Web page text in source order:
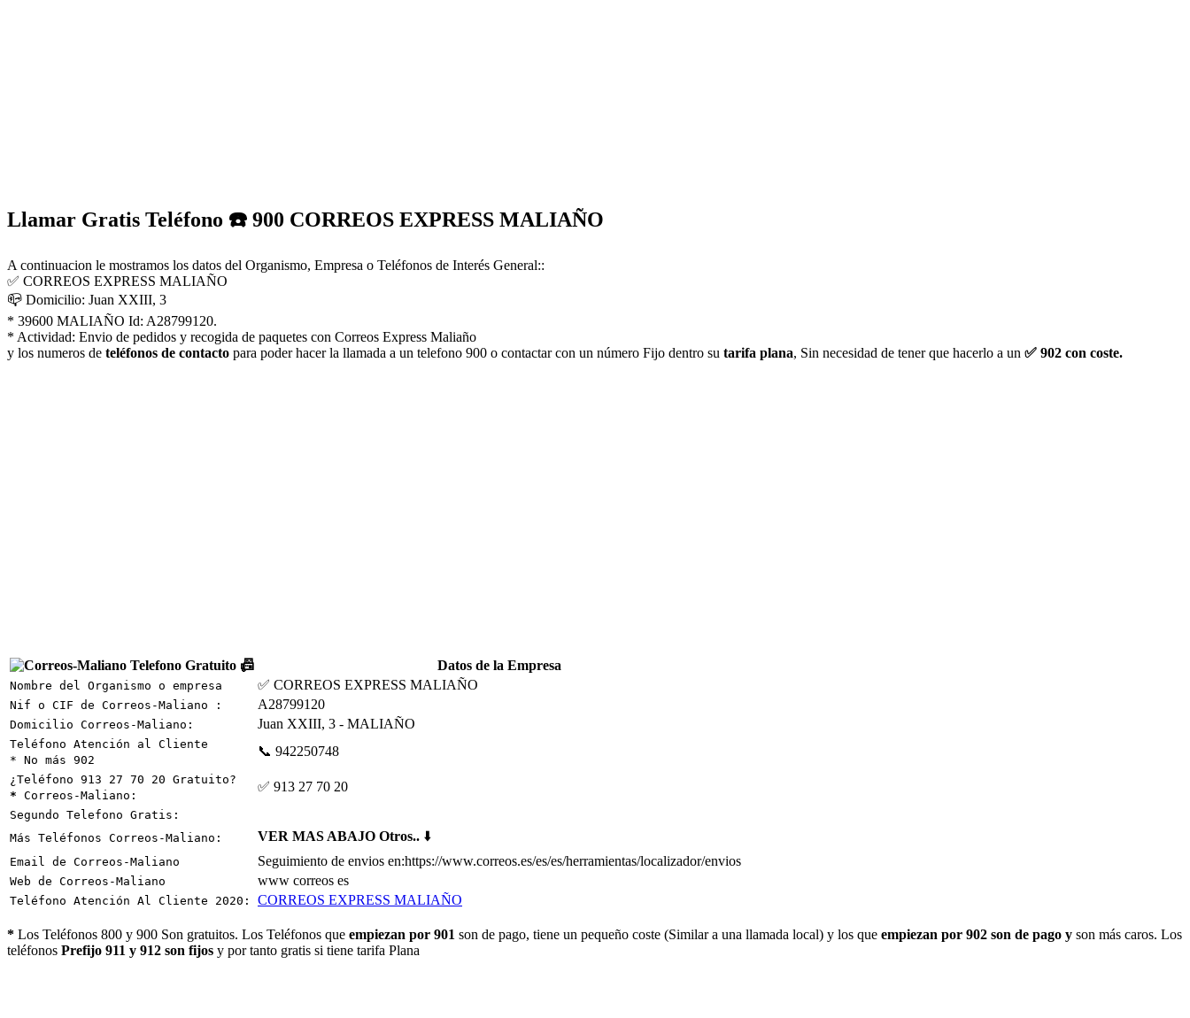
Llamar Gratis Teléfono ☎️ 900 CORREOS EXPRESS MALIAÑO
A continuacion le mostramos los datos del Organismo, Empresa o Teléfonos de Interés General::
✅ CORREOS EXPRESS MALIAÑO
📪 Domicilio: Juan XXIII, 3
* 39600 MALIAÑO Id: A28799120.
* Actividad: Envio de pedidos y recogida de paquetes con Correos Express Maliaño
y los numeros de teléfonos de contacto para poder hacer la llamada a un telefono 900 o contactar con un número Fijo dentro su tarifa plana, Sin necesidad de tener que hacerlo a un ✅ 902 con coste.
📠 Datos de la Empresa
Nombre del Organismo o empresa ✅ CORREOS EXPRESS MALIAÑO
Nif o CIF de Correos-Maliano : A28799120
Domicilio Correos-Maliano: Juan XXIII, 3 - MALIAÑO
Teléfono Atención al Cliente
* No más 902
📞 942250748
¿Teléfono 913 27 70 20 Gratuito?
* Correos-Maliano:
✅ 913 27 70 20
Segundo Telefono Gratis:
Más Teléfonos Correos-Maliano:
VER MAS ABAJO Otros.. ⬇️
Email de Correos-Maliano Seguimiento de envios en:https://www.correos.es/es/es/herramientas/localizador/envios
Web de Correos-Maliano www correos es
Teléfono Atención Al Cliente 2020: CORREOS EXPRESS MALIAÑO
* Los Teléfonos 800 y 900 Son gratuitos. Los Teléfonos que empiezan por 901 son de pago, tiene un pequeño coste (Similar a una llamada local) y los que empiezan por 902 son de pago y son más caros. Los
teléfonos Prefijo 911 y 912 son fijos y por tanto gratis si tiene tarifa Plana